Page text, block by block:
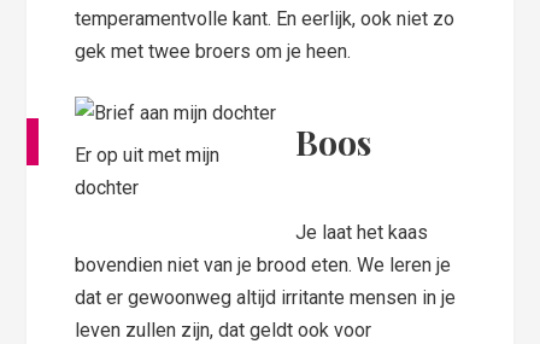
temperamentvolle kant. En eerlijk, ook niet zo
gek met twee broers om je heen.
Er op uit met mijn
dochter
Boos
Je laat het kaas
bovendien niet van je brood eten. We leren je
dat er gewoonweg altijd irritante mensen in je
leven zullen zijn, dat geldt ook voor